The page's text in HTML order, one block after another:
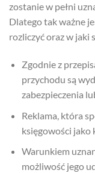
zostanie w pełni
Dlatego tak ważne
rozliczyć oraz w jaki
Zgodnie z
przychodu są
zabezpieczenia
Reklama, która
księgowości jako
Warunkiem
możliwość jego